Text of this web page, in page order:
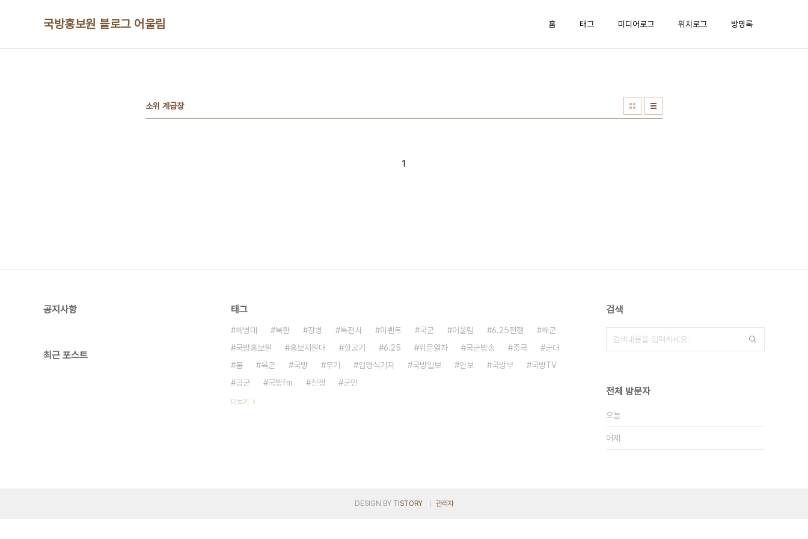
국방홍보원 블로그 어울림 홈 태그 미디어로그 위치로그 방명록
소위 계급장
1
공지사항
최근 포스트
태그
해병대 북한 장병 특전사 이벤트 국군 어울림 6.25전쟁
해군
국방홍보원
홍보지원대 항공기 6.25 위문열차 국군방송 중국
군대
붐
육군 국방 무기 임영식기자 국방일보 안보 국방부
국방TV
공군
국방fm 전쟁 군인
더보기
검색
전체 방문자
오늘
어제
DESIGN BY TISTORY 관리자